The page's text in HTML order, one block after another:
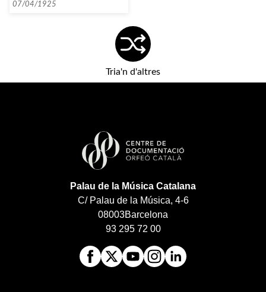
07/04/1925
Tria'n d'altres
Palau de la Música Catalana
C/ Palau de la Música, 4-6
08003Barcelona
93 295 72 00